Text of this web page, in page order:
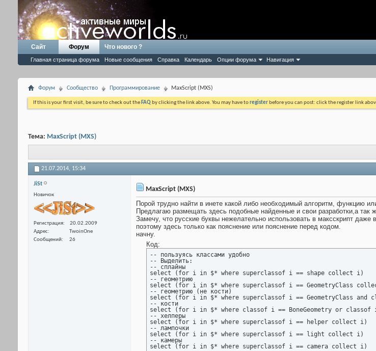
Сайт Форум
Главная страница форума Новые сообщения Справка Календарь Опции форума Навигация
Что нового ?
Форум Сообщество Программирование MaxScript (MXS)
If this is your first visit, be sure to check out the FAQ by clicking the link above. You may have toregister before you can post: click the register link
Тема: MaxScript (MXS)
21.07.2014, 15:34
JiSt
Новичок
Регистрация
20.02.2009
Адрес
TwoinOne
Сообщений
26
MaxScript (MXS)
Порой трудно найти в инете какой либо необходимый алгоритм, функцию
Предлагаю размещать здесь подобные найденные и свои разработки,а
Замечу, что русские буквы нежелательно использовать в максскрипт даже
поэтому здесь только как пояснение или пояснение перед кодом.
начну.
Код:
-- пользуясь классами удобно
-- Выделить:
-- сплайны
select (for i in $* where superclassof i == shape collect i)
-- геометрию
select (for i in $* where superclassof i == GeometryClass
-- геометрию (не кости)
select (for i in $* where superclassof i == GeometryClass and
-- кости
select (for i in $* where classof i == BoneGeometry or
-- хелперы
select (for i in $* where superclassof i == helper collect i)
-- лампочки
select (for i in $* where superclassof i == light collect i)
-- камеры
select (for i in $* where superclassof i == camera collect i)